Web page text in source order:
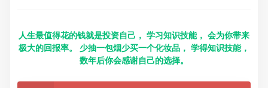
人生最值得花的钱就是投资自己， 学习知识技能， 会为你带来
极大的回报率。 少抽一包烟少买一个化妆品， 学得知识技能，
数年后你会感谢自己的选择。